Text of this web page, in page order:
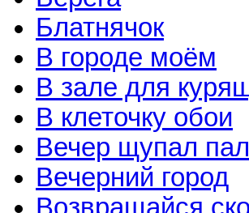
Блатнячок
В городе моём
В зале для
В клеточку обои
Вечер щупал
Вечерний город